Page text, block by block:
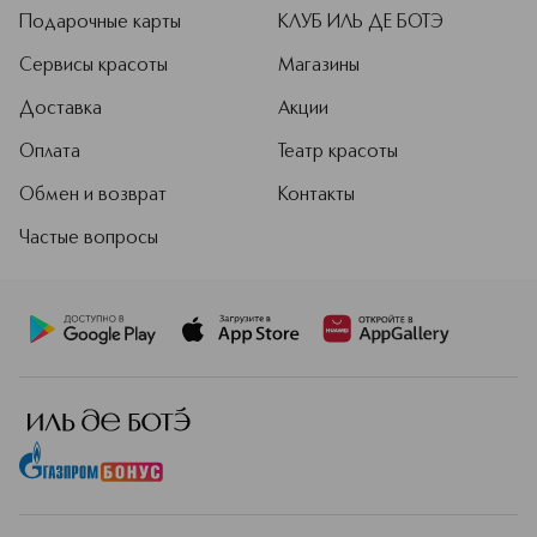
Подарочные карты
Сервисы красоты
Доставка
Оплата
Обмен и возврат
Частые вопросы
КЛУБ ИЛЬ ДЕ БОТЭ
Магазины
Акции
Театр красоты
Контакты